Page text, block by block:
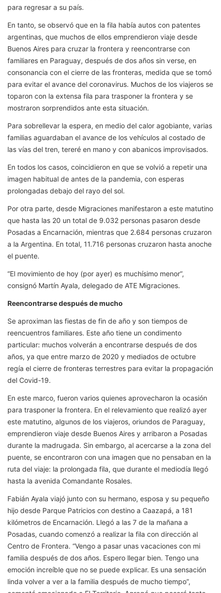
para regresar a su país.
En tanto, se observó que en la fila había autos con patentes
argentinas, que muchos de ellos emprendieron viaje desde
Buenos Aires para cruzar la frontera y reencontrarse con
familiares en Paraguay, después de dos años sin verse, en
consonancia con el cierre de las fronteras, medida que se tomó
para evitar el avance del coronavirus. Muchos de los viajeros se
toparon con la extensa fila para trasponer la frontera y se
mostraron sorprendidos ante esta situación.
Para sobrellevar la espera, en medio del calor agobiante, varias
familias aguardaban el avance de los vehículos al costado de
las vías del tren, tereré en mano y con abanicos improvisados.
En todos los casos, coincidieron en que se volvió a repetir una
imagen habitual de antes de la pandemia, con esperas
prolongadas debajo del rayo del sol.
Por otra parte, desde Migraciones manifestaron a este matutino
que hasta las 20 un total de 9.032 personas pasaron desde
Posadas a Encarnación, mientras que 2.684 personas cruzaron
a la Argentina. En total, 11.716 personas cruzaron hasta anoche
el puente.
“El movimiento de hoy (por ayer) es muchísimo menor”,
consignó Martín Ayala, delegado de ATE Migraciones.
Reencontrarse después de mucho
Se aproximan las fiestas de fin de año y son tiempos de
reencuentros familiares. Este año tiene un condimento
particular: muchos volverán a encontrarse después de dos
años, ya que entre marzo de 2020 y mediados de octubre
regía el cierre de fronteras terrestres para evitar la propagación
del Covid-19.
En este marco, fueron varios quienes aprovecharon la ocasión
para trasponer la frontera. En el relevamiento que realizó ayer
este matutino, algunos de los viajeros, oriundos de Paraguay,
emprendieron viaje desde Buenos Aires y arribaron a Posadas
durante la madrugada. Sin embargo, al acercarse a la zona del
puente, se encontraron con una imagen que no pensaban en la
ruta del viaje: la prolongada fila, que durante el mediodía llegó
hasta la avenida Comandante Rosales.
Fabián Ayala viajó junto con su hermano, esposa y su pequeño
hijo desde Parque Patricios con destino a Caazapá, a 181
kilómetros de Encarnación. Llegó a las 7 de la mañana a
Posadas, cuando comenzó a realizar la fila con dirección al
Centro de Frontera. “Vengo a pasar unas vacaciones con mi
familia después de dos años. Espero llegar bien. Tengo una
emoción increíble que no se puede explicar. Es una sensación
linda volver a ver a la familia después de mucho tiempo”,